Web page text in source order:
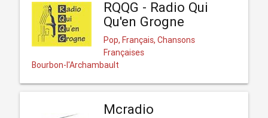
RQQG - Radio Qui
Qu'en Grogne
Pop, Français, Chansons
Françaises
Bourbon-l'Archambault
Mcradio